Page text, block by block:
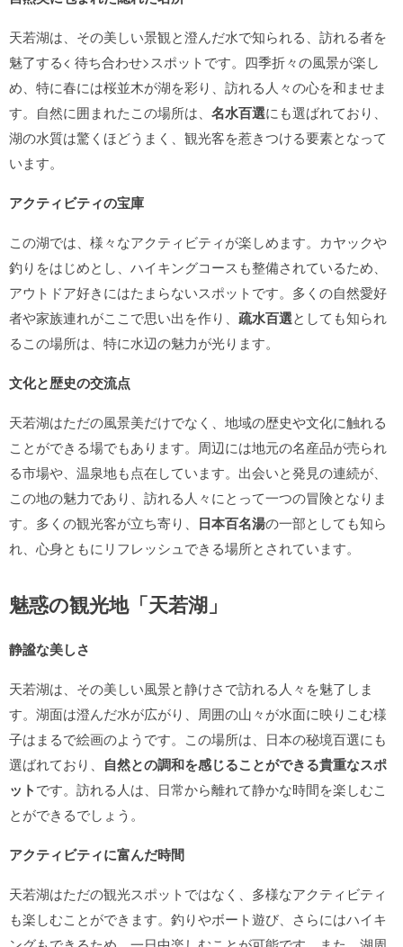
天若湖は、その美しい景観と澄んだ水で知られる、訪れる者を
魅了する< 待ち合わせ>スポットです。四季折々の風景が楽し
め、特に春には桜並木が湖を彩り、訪れる人々の心を和ませま
す。自然に囲まれたこの場所は、 名水百選にも選ばれており、
湖の水質は驚くほどうまく、観光客を惹きつける要素となって
います。
アクティビティの宝庫
この湖では、様々なアクティビティが楽しめます。カヤックや
釣りをはじめとし、ハイキングコースも整備されているため、
アウトドア好きにはたまらないスポットです。多くの自然愛好
者や家族連れがここで思い出を作り、 疏水百選としても知られ
るこの場所は、特に水辺の魅力が光ります。
文化と歴史の交流点
天若湖はただの風景美だけでなく、地域の歴史や文化に触れる
ことができる場でもあります。周辺には地元の名産品が売られ
る市場や、温泉地も点在しています。出会いと発見の連続が、
この地の魅力であり、訪れる人々にとって一つの冒険となりま
す。多くの観光客が立ち寄り、 日本百名湯の一部としても知ら
れ、心身ともにリフレッシュできる場所とされています。
魅惑の観光地「天若湖」
静謐な美しさ
天若湖は、その美しい風景と静けさで訪れる人々を魅了しま
す。湖面は澄んだ水が広がり、周囲の山々が水面に映りこむ様
子はまるで絵画のようです。この場所は、日本の秘境百選にも
選ばれており、 自然との調和を感じることができる貴重なスポ
ットです。訪れる人は、日常から離れて静かな時間を楽しむこ
とができるでしょう。
アクティビティに富んだ時間
天若湖はただの観光スポットではなく、多様なアクティビティ
も楽しむことができます。釣りやボート遊び、さらにはハイキ